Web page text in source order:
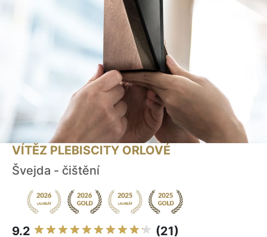
VÍTĚZ PLEBISCITY ORLOVÉ
Švejda - čištění
9.2 (21)